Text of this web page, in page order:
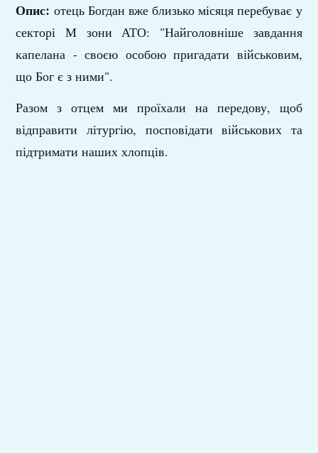
Опис: отець Богдан вже близько місяця перебуває у
секторі М зони АТО: "Найголовніше завдання
капелана - своєю особою пригадати військовим,
що Бог є з ними".
Разом з отцем ми проїхали на передову, щоб
відправити літургію, посповідати військових та
підтримати наших хлопців.